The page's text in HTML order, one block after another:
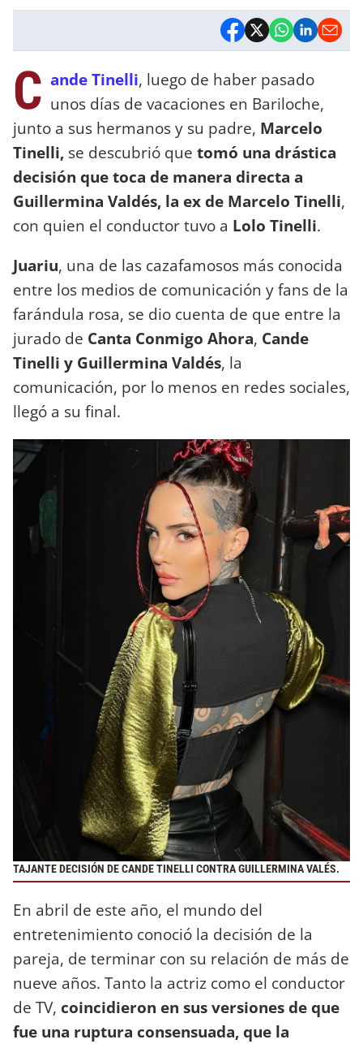
C ande Tinelli, luego de haber pasado
unos días de vacaciones en Bariloche,
junto a sus hermanos y su padre, Marcelo
Tinelli, se descubrió que tomó una drástica
decisión que toca de manera directa a
Guillermina Valdés, la ex de Marcelo Tinelli,
con quien el conductor tuvo a Lolo Tinelli.
Juariu, una de las cazafamosos más conocida
entre los medios de comunicación y fans de la
farándula rosa, se dio cuenta de que entre la
jurado de Canta Conmigo Ahora, Cande
Tinelli y Guillermina Valdés, la
comunicación, por lo menos en redes sociales,
llegó a su final.
TAJANTE DECISIÓN DE CANDE TINELLI CONTRA GUILLERMINA VALÉS.
En abril de este año, el mundo del
entretenimiento conoció la decisión de la
pareja, de terminar con su relación de más de
nueve años. Tanto la actriz como el conductor
de TV, coincidieron en sus versiones de que
fue una ruptura consensuada, que la